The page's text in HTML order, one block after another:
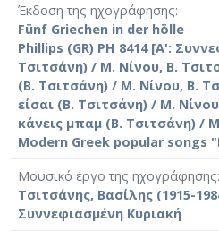
Έκδοση της ηχογράφησης
Fünf Griechen in der hölle
Phillips (GR) PH 8414 [A':
Τσιτσάνη) / Μ. Νίνου, Β.
(Β. Τσιτσάνη) / Μ. Νίνου, Β.
είσαι (Β. Τσιτσάνη) / Μ.
κάνεις μπαμ (Β. Τσιτσάνη) /
Modern Greek popular songs
Μουσικό έργο της ηχογράφησης
Τσιτσάνης, Βασίλης (1915-
Συννεφιασμένη Κυριακή